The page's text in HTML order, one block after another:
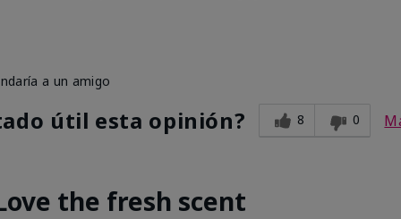
a un amigo
útil esta opinión? 8 0
the fresh scent